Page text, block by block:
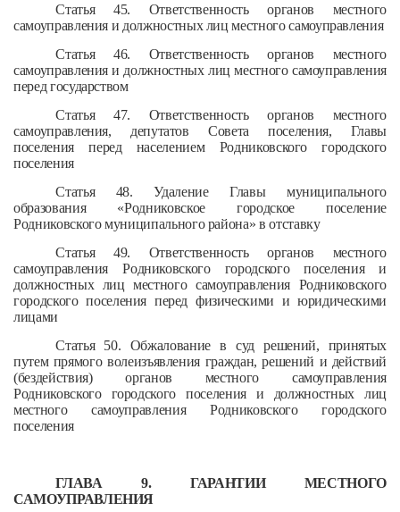
Статья 45. Ответственность органов местного
самоуправления и должностных лиц местного самоуправления
Статья 46. Ответственность органов местного
самоуправления и должностных лиц местного самоуправления
перед государством
Статья 47. Ответственность органов местного
самоуправления, депутатов Совета поселения, Главы
поселения перед населением Родниковского городского
поселения
Статья 48. Удаление Главы муниципального
образования «Родниковское городское поселение
Родниковского муниципального района» в отставку
Статья 49. Ответственность органов местного
самоуправления Родниковского городского поселения и
должностных лиц местного самоуправления Родниковского
городского поселения перед физическими и юридическими
лицами
Статья 50. Обжалование в суд решений, принятых
путем прямого волеизъявления граждан, решений и действий
(бездействия) органов местного самоуправления
Родниковского городского поселения и должностных лиц
местного самоуправления Родниковского городского
поселения
ГЛАВА 9. ГАРАНТИИ МЕСТНОГО
САМОУПРАВЛЕНИЯ